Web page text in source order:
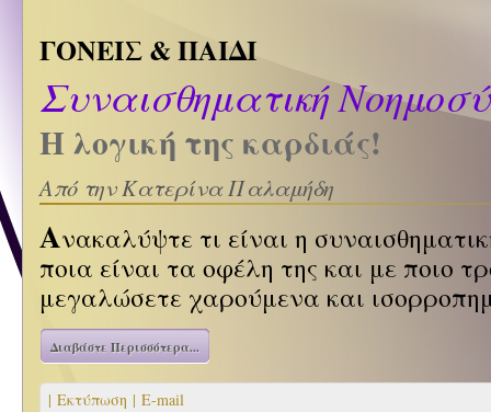
ΓΟΝΕΙΣ & ΠΑΙΔΙ
Συναισθηματική
Η λογική της καρδιάς!
Από την Κατερίνα Παλαμήδη
Ανακαλύψτε τι είναι η
ποια είναι τα οφέλη της και με ποιο
μεγαλώσετε χαρούμενα και
Διαβάστε Περισσότερα...
| Εκτύπωση | E-mail